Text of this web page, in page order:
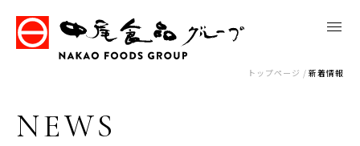
NEWS
トップページ 新着情報